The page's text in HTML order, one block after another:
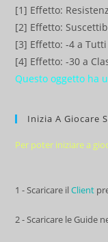
[1] Effetto:
[2] Effetto:
[3] Effetto: -4 a
[4] Effetto: -30 a
Questo oggetto ha
Inizia A Giocare
Per poter iniziare a
1 - Scaricare ilClient
2 - Scaricare le Guide